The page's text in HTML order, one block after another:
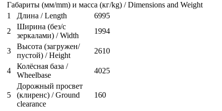
Габариты (мм/mm) и масса (кг/kg) / Dimensions and Weight
1
Длина / Length
6995
2
Ширина (без/с
зеркалами) / Width
1994
3
Высота (загружен/
пустой) / Height
2610
4
Колёсная база /
Wheelbase
4025
5
Дорожный просвет
(клиренс) / Ground
clearance
160